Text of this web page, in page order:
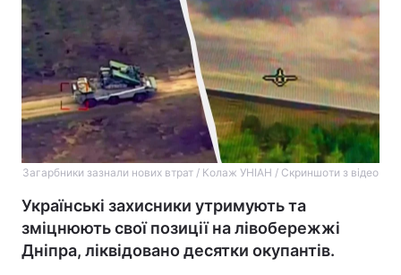
Загарбники зазнали нових втрат / Колаж УНІАН / Скриншоти з відео
Українські захисники утримують та
зміцнюють свої позиції на лівобережжі
Дніпра, ліквідовано десятки окупантів.